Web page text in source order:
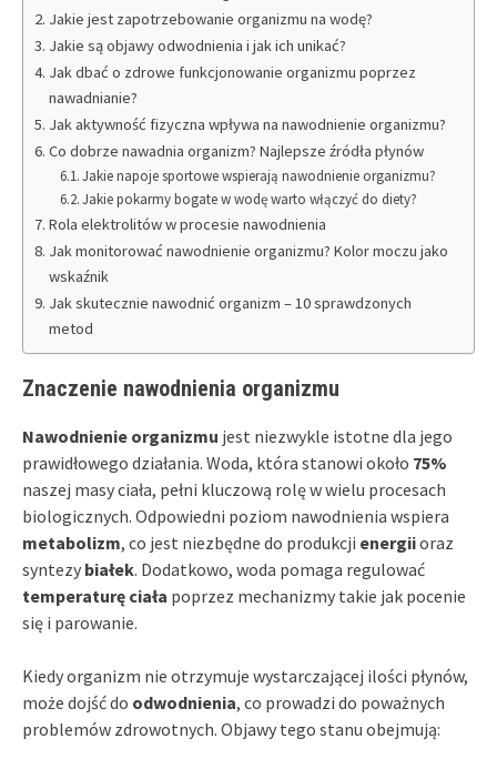
Jakie jest zapotrzebowanie organizmu na wodę?
Jakie są objawy odwodnienia i jak ich unikać?
Jak dbać o zdrowe funkcjonowanie organizmu poprzez
nawadnianie?
Jak aktywność fizyczna wpływa na nawodnienie organizmu?
Co dobrze nawadnia organizm? Najlepsze źródła płynów
Jakie napoje sportowe wspierają nawodnienie organizmu?
Jakie pokarmy bogate w wodę warto włączyć do diety?
Rola elektrolitów w procesie nawodnienia
Jak monitorować nawodnienie organizmu? Kolor moczu jako
wskaźnik
Jak skutecznie nawodnić organizm – 10 sprawdzonych
metod
Znaczenie nawodnienia organizmu
Nawodnienie organizmu jest niezwykle istotne dla jego
prawidłowego działania. Woda, która stanowi około 75%
naszej masy ciała, pełni kluczową rolę w wielu procesach
biologicznych. Odpowiedni poziom nawodnienia wspiera
metabolizm, co jest niezbędne do produkcji energiioraz
syntezy białek. Dodatkowo, woda pomaga regulować
temperaturę ciała poprzez mechanizmy takie jak pocenie
się i parowanie.
Kiedy organizm nie otrzymuje wystarczającej ilości płynów,
może dojść do odwodnienia, co prowadzi do poważnych
problemów zdrowotnych. Objawy tego stanu obejmują: